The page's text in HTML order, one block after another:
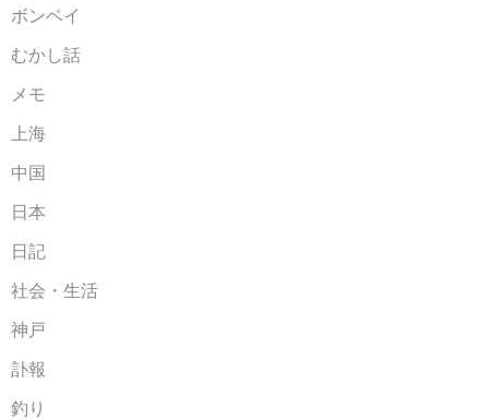
ボンベイ
むかし話
メモ
上海
中国
日本
日記
社会・生活
神戸
訃報
釣り